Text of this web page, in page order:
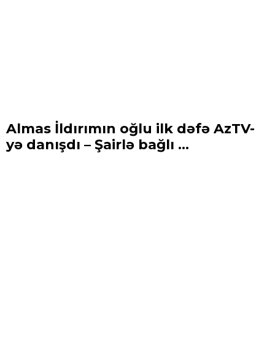
Almas İldırımın oğlu ilk dəfə AzTV-
yə danışdı – Şairlə bağlı ...